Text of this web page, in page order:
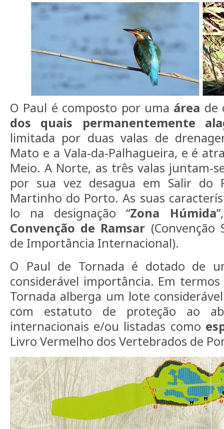
O Paul é composto por uma área de
dos quais permanentemente
limitada por duas valas de
Mato e a Vala-da-Palhagueira, e é
Meio. A Norte, as três valas juntam-
por sua vez desagua em Salir do
Martinho do Porto. As suas
lo na designação “Zona Húmida
Convenção de Ramsar (Convenção
de Importância Internacional).
O Paul de Tornada é dotado de
considerável importância. Em
Tornada alberga um lote
com estatuto de proteção ao
internacionais e/ou listadas como
Livro Vermelho dos Vertebrados de